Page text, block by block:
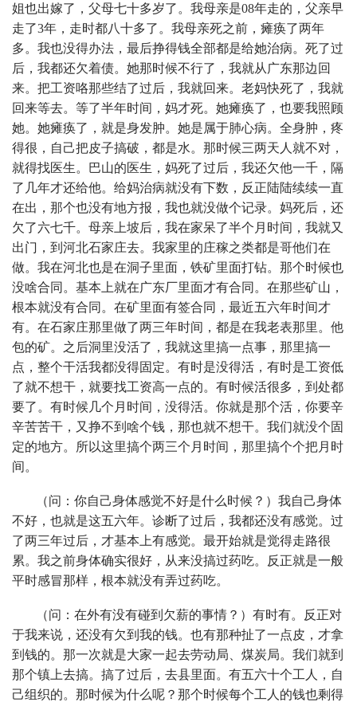
姐也出嫁了，父母七十多岁了。我母亲是08年走的，父亲早
走了3年，走时都八十多了。我母亲死之前，瘫痪了两年
多。我也没得办法，最后挣得钱全部都是给她治病。死了过
后，我都还欠着债。她那时候不行了，我就从广东那边回
来。把工资咯那些结了过后，我就回来。老妈快死了，我就
回来等去。等了半年时间，妈才死。她瘫痪了，也要我照顾
她。她瘫痪了，就是身发肿。她是属于肺心病。全身肿，疼
得很，自己把皮子搞破，都是水。那时候三两天人就不对，
就得找医生。巴山的医生，妈死了过后，我还欠他一千，隔
了几年才还给他。给妈治病就没有下数，反正陆陆续续一直
在出，那个也没有地方报，我也就没做个记录。妈死后，还
欠了六七千。母亲上坡后，我在家呆了半个月时间，我就又
出门，到河北石家庄去。我家里的庄稼之类都是哥他们在
做。我在河北也是在洞子里面，铁矿里面打钻。那个时候也
没啥合同。基本上就在广东厂里面才有合同。在那些矿山，
根本就没有合同。在矿里面有签合同，最近五六年时间才
有。在石家庄那里做了两三年时间，都是在我老表那里。他
包的矿。之后洞里没活了，我就这里搞一点事，那里搞一
点，整个干活我都没得固定。有时是没得活，有时是工资低
了就不想干，就要找工资高一点的。有时候活很多，到处都
要了。有时候几个月时间，没得活。你就是那个活，你要辛
辛苦苦干，又挣不到啥个钱，那也就不想干。我们就没个固
定的地方。所以这里搞个两三个月时间，那里搞个个把月时
间。
（问：你自己身体感觉不好是什么时候？）我自己身体
不好，也就是这五六年。诊断了过后，我都还没有感觉。过
了两三年过后，才基本上有感觉。最开始就是觉得走路很
累。我之前身体确实很好，从来没搞过药吃。反正就是一般
平时感冒那样，根本就没有弄过药吃。
（问：在外有没有碰到欠薪的事情？）有时有。反正对
于我来说，还没有欠到我的钱。也有那种扯了一点皮，才拿
到钱的。那一次就是大家一起去劳动局、煤炭局。我们就到
那个镇上去搞。搞了过后，去县里面。有五六十个工人，自
己组织的。那时候为什么呢？那个时候每个工人的钱也剩得